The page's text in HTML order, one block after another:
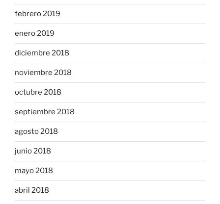
febrero 2019
enero 2019
diciembre 2018
noviembre 2018
octubre 2018
septiembre 2018
agosto 2018
junio 2018
mayo 2018
abril 2018